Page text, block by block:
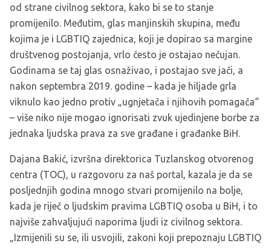
od strane civilnog sektora, kako bi se to stanje
promijenilo. Međutim, glas manjinskih skupina, među
kojima je i LGBTIQ zajednica, koji je dopirao sa margine
društvenog postojanja, vrlo često je ostajao nečujan.
Godinama se taj glas osnaživao, i postajao sve jači, a
nakon septembra 2019. godine – kada je hiljade grla
viknulo kao jedno protiv „ugnjetača i njihovih pomagača“
– više niko nije mogao ignorisati zvuk ujedinjene borbe za
jednaka ljudska prava za sve građane i građanke BiH.
Dajana Bakić, izvršna direktorica Tuzlanskog otvorenog
centra (TOC), u razgovoru za naš portal, kazala je da se
posljednjih godina mnogo stvari promijenilo na bolje,
kada je riječ o ljudskim pravima LGBTIQ osoba u BiH, i to
najviše zahvaljujući naporima ljudi iz civilnog sektora.
„Izmijenili su se, ili usvojili, zakoni koji prepoznaju LGBTIQ